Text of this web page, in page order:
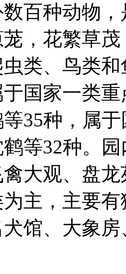
百种动物
茏，花繁草
类、鸟类
于国家一类
35种，属
等32种。
大观、盘
主，主要
馆、大象房